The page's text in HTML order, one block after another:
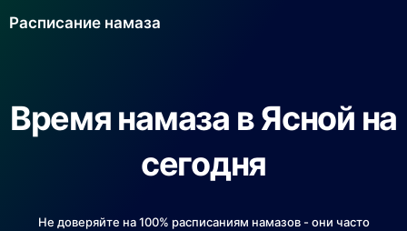
Расписание намаза
Время намаза в Ясной на
сегодня
Не доверяйте на 100% расписаниям намазов - они часто